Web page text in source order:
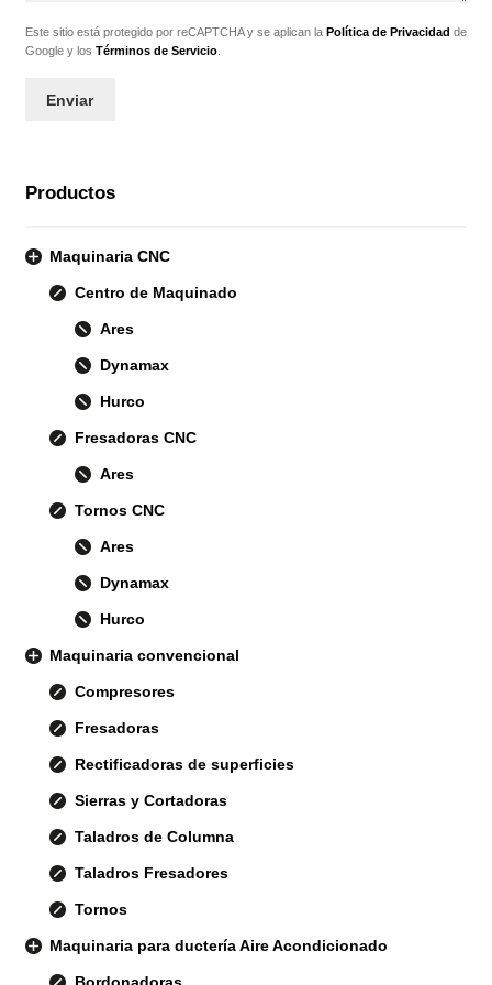
Este sitio está protegido por reCAPTCHA y se aplican la Política de Privacidad de
Google y los Términos de Servicio.
Productos
Maquinaria CNC
Centro de Maquinado
Ares
Dynamax
Hurco
Fresadoras CNC
Ares
Tornos CNC
Ares
Dynamax
Hurco
Maquinaria convencional
Compresores
Fresadoras
Rectificadoras de superficies
Sierras y Cortadoras
Taladros de Columna
Taladros Fresadores
Tornos
Maquinaria para ductería Aire Acondicionado
Bordonadoras